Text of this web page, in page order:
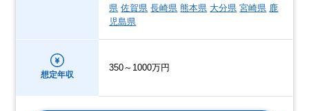
県 佐賀県 長崎県 熊本県 大分県 宮崎県 鹿
児島県
想定年収
350～1000万円